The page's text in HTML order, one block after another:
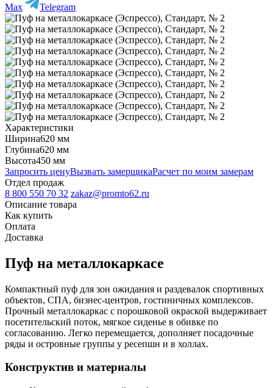
Max Telegram
Характеристики
Ширина620 мм
Глубина620 мм
Высота450 мм
Запросить ценуВызвать замерщикаРасчет по моим замерам
Отдел продаж
8 800 550 70 32 zakaz@promto62.ru
Описание товара
Как купить
Оплата
Доставка
Пуф на металлокаркасе
Компактный пуф для зон ожидания и раздевалок спортивных
объектов, СПА, бизнес-центров, гостиничных комплексов.
Прочный металлокаркас с порошковой окраской выдерживает
посетительский поток, мягкое сиденье в обивке по
согласованию. Легко перемещается, дополняет посадочные
ряды и островные группы у ресепшн и в холлах.
Конструктив и материалы